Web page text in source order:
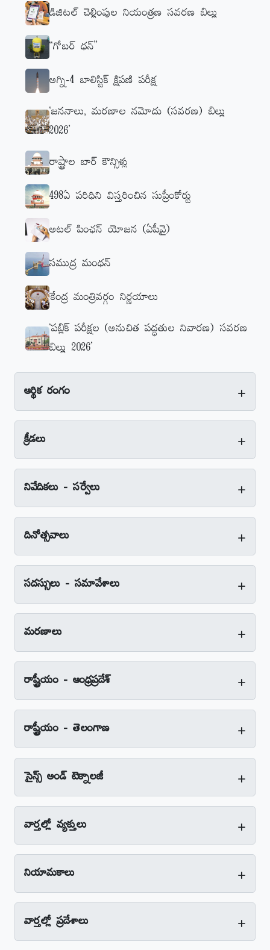
డిజిటల్‌ చెల్లింపుల నియంత్రణ సవరణ బిల్లు
‘‘గోబర్‌ ధన్‌’’
అగ్ని-4 బాలిస్టిక్‌ క్షిపణి పరీక్ష
‘జననాలు, మరణాల నమోదు (సవరణ) బిల్లు
2026’
రాష్ట్రాల బార్‌ కౌన్సిళ్లు
498ఏ పరిధిని విస్తరించిన సుప్రీంకోర్టు
అటల్‌ పింఛన్‌ యోజన (ఏపీవై)
సముద్ర మంథన్‌
కేంద్ర మంత్రివర్గం నిర్ణయాలు
‘పబ్లిక్‌ పరీక్షల (అనుచిత పద్ధతుల నివారణ) సవరణ
బిల్లు 2026’
ఆర్థిక రంగం +
క్రీడలు +
నివేదికలు - సర్వేలు +
దినోత్సవాలు +
సదస్సులు - సమావేశాలు +
మరణాలు +
రాష్ట్రీయం - ఆంధ్రప్రదేశ్‌ +
రాష్ట్రీయం - తెలంగాణ +
సైన్స్‌ అండ్‌ టెక్నాలజీ +
వార్తల్లో వ్యక్తులు +
నియామకాలు +
వార్తల్లో ప్రదేశాలు +